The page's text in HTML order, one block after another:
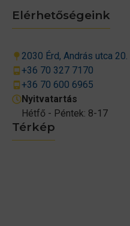
Térkép
Elérhetőségeink
2030 Érd, András utca 20.
+36 70 327 7170
+36 70 600 6965
Nyitvatartás
Hétfő - Péntek: 8-17